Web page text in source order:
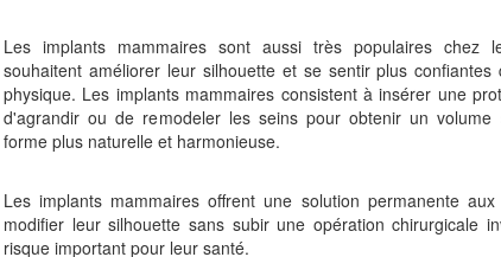
Les implants mammaires sont aussi très populaires chez
souhaitent améliorer leur silhouette et se sentir plus
physique. Les implants mammaires consistent à insérer une
d'agrandir ou de remodeler les seins pour obtenir un volume
forme plus naturelle et harmonieuse.
Les implants mammaires offrent une solution permanente
modifier leur silhouette sans subir une opération chirurgicale
risque important pour leur santé.